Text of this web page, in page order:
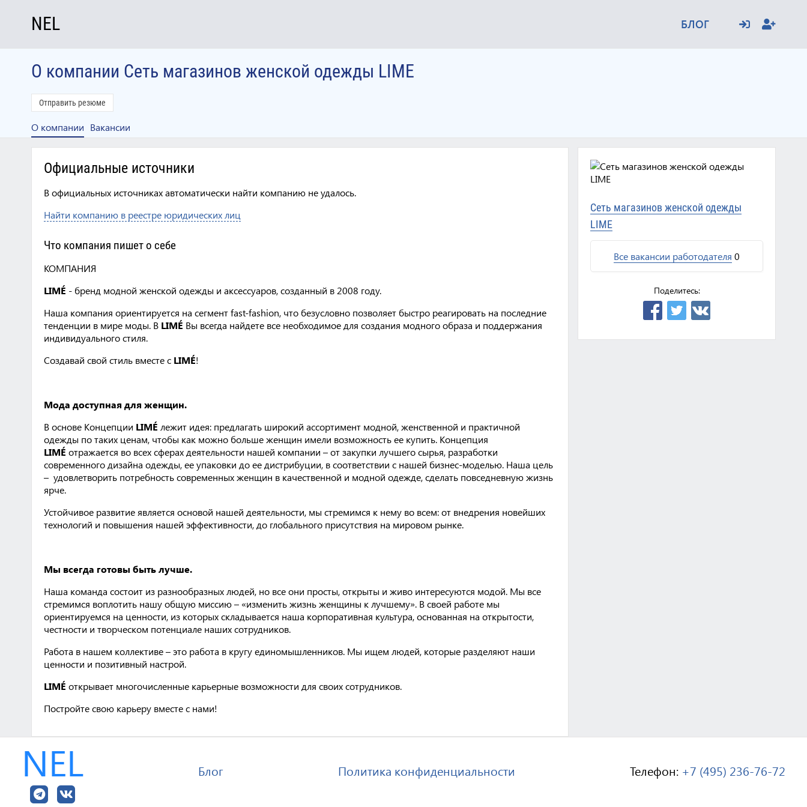
NEL БЛОГ
О компании Сеть магазинов женской одежды LIME
Отправить резюме
О компании Вакансии
Официальные источники
В официальных источниках автоматически найти компанию не удалось.
Найти компанию в реестре юридических лиц
Что компания пишет о себе
КОМПАНИЯ
LIMÉ - бренд модной женской одежды и аксессуаров, созданный в 2008 году.
Наша компания ориентируется на сегмент fast-fashion, что безусловно позволяет быстро реагировать на последние
тенденции в мире моды. В LIMÉ Вы всегда найдете все необходимое для создания модного образа и поддержания
индивидуального стиля.
Создавай свой стиль вместе c LIMÉ!
Мода доступная для женщин.
В основе Концепции LIMÉ лежит идея: предлагать широкий ассортимент модной, женственной и практичной
одежды по таких ценам, чтобы как можно больше женщин имели возможность ее купить. Концепция
LIMÉ отражается во всех сферах деятельности нашей компании – от закупки лучшего сырья, разработки
современного дизайна одежды, ее упаковки до ее дистрибуции, в соответствии с нашей бизнес-моделью. Наша цель
– удовлетворить потребность современных женщин в качественной и модной одежде, сделать повседневную жизнь
ярче.
Устойчивое развитие является основой нашей деятельности, мы стремимся к нему во всем: от внедрения новейших
технологий и повышения нашей эффективности, до глобального присутствия на мировом рынке.
Мы всегда готовы быть лучше.
Наша команда состоит из разнообразных людей, но все они просты, открыты и живо интересуются модой. Мы все
стремимся воплотить нашу общую миссию – «изменить жизнь женщины к лучшему». В своей работе мы
ориентируемся на ценности, из которых складывается наша корпоративная культура, основанная на открытости,
честности и творческом потенциале наших сотрудников.
Работа в нашем коллективе – это работа в кругу единомышленников. Мы ищем людей, которые разделяют наши
ценности и позитивный настрой.
LIMÉ открывает многочисленные карьерные возможности для своих сотрудников.
Постройте свою карьеру вместе с нами!
Сеть магазинов женской одежды
LIME
Все вакансии работодателя 0
Поделитесь:
NEL Блог Политика конфиденциальности Телефон: +7 (495) 236-76-72